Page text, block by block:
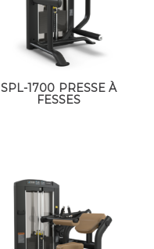
SPL-1700 PRESSE À
FESSES